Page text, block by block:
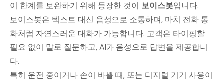
이 한계를 보완하기 위해 등장한 것이 보이스봇입니다.
보이스봇은 텍스트 대신 음성으로 소통하며, 마치 전화 통
화처럼 자연스러운 대화가 가능합니다. 고객은 타이핑할
필요 없이 말로 질문하고, AI가 음성으로 답변을 제공합니
다.
특히 운전 중이거나 손이 바쁠 때, 또는 디지털 기기 사용이